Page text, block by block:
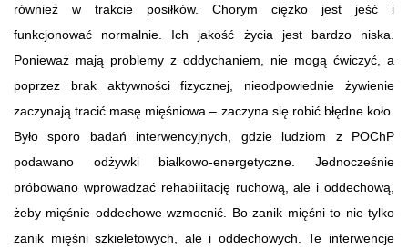
również w trakcie posiłków. Chorym ciężko jest jeść i
funkcjonować normalnie. Ich jakość życia jest bardzo niska.
Ponieważ mają problemy z oddychaniem, nie mogą ćwiczyć, a
poprzez brak aktywności fizycznej, nieodpowiednie żywienie
zaczynają tracić masę mięśniowa – zaczyna się robić błędne koło.
Było sporo badań interwencyjnych, gdzie ludziom z POChP
podawano odżywki białkowo-energetyczne. Jednocześnie
próbowano wprowadzać rehabilitację ruchową, ale i oddechową,
żeby mięśnie oddechowe wzmocnić. Bo zanik mięśni to nie tylko
zanik mięśni szkieletowych, ale i oddechowych. Te interwencje